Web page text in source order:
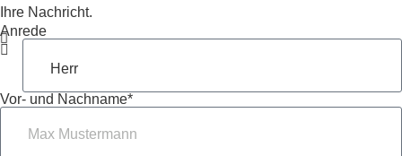
Ihre Nachricht.
Anrede
Vor- und Nachname*